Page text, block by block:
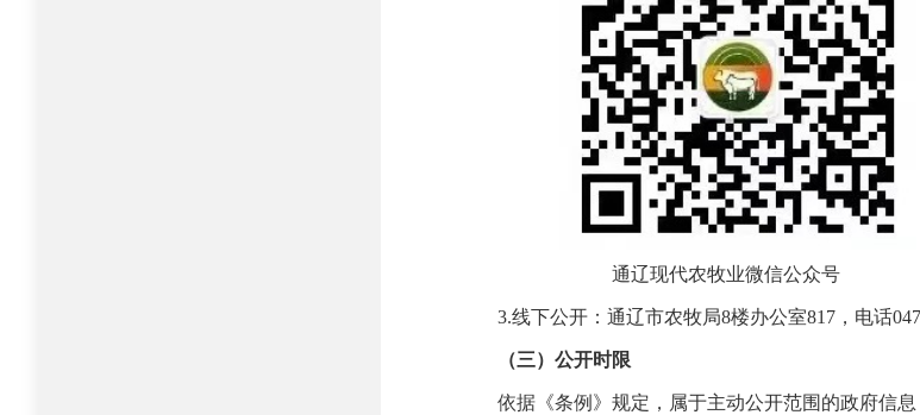
通辽现代农牧业微信公众号
3.线下公开：通辽市农牧局8楼办公室817，电话
（三）公开时限
依据《条例》规定，属于主动公开范围的政府信